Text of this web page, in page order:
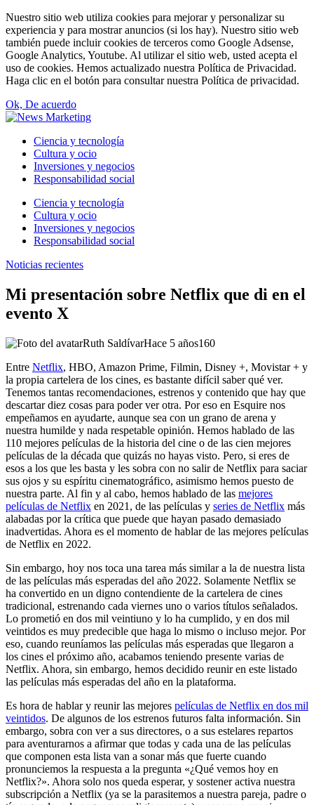
Nuestro sitio web utiliza cookies para mejorar y personalizar su
experiencia y para mostrar anuncios (si los hay). Nuestro sitio web
también puede incluir cookies de terceros como Google Adsense,
Google Analytics, Youtube. Al utilizar el sitio web, usted acepta el
uso de cookies. Hemos actualizado nuestra Política de Privacidad.
Haga clic en el botón para consultar nuestra Política de privacidad.
Ok, De acuerdo
Ciencia y tecnología
Cultura y ocio
Inversiones y negocios
Responsabilidad social
Ciencia y tecnología
Cultura y ocio
Inversiones y negocios
Responsabilidad social
Noticias recientes
Mi presentación sobre Netflix que di en el
evento X
Ruth SaldívarHace 5 años160
Entre Netflix, HBO, Amazon Prime, Filmin, Disney +, Movistar + y
la propia cartelera de los cines, es bastante difícil saber qué ver.
Tenemos tantas recomendaciones, estrenos y contenido que hay que
descartar diez cosas para poder ver otra. Por eso en Esquire nos
empeñamos en ayudarte, aunque sea con un grano de arena y
nuestra humilde y nada respetable opinión. Hemos hablado de las
110 mejores películas de la historia del cine o de las cien mejores
películas de la década que quizás no hayas visto. Pero, si eres de
esos a los que les basta y les sobra con no salir de Netflix para saciar
sus ojos y su espíritu cinematográfico, asimismo hemos puesto de
nuestra parte. Al fin y al cabo, hemos hablado de las mejores
películas de Netflix en 2021, de las películas y series de Netflix más
alabadas por la crítica que puede que hayan pasado demasiado
inadvertidas. Ahora es el momento de hablar de las mejores películas
de Netflix en 2022.
Sin embargo, hoy nos toca una tarea más similar a la de nuestra lista
de las películas más esperadas del año 2022. Solamente Netflix se
ha convertido en un digno contendiente de la cartelera de cines
tradicional, estrenando cada viernes uno o varios títulos señalados.
Lo prometió en dos mil veintiuno y lo ha cumplido, y en dos mil
veintidos es muy predecible que haga lo mismo o incluso mejor. Por
eso, cuando reuníamos las películas más esperadas que llegaron a
los cines el próximo año, acabamos teniendo presente varias de
Netflix. Ahora, sin embargo, hemos decidido reunir en este listado
las películas más esperadas del año en la plataforma.
Es hora de hablar y reunir las mejores películas de Netflix en dos mil
veintidos. De algunos de los estrenos futuros falta información. Sin
embargo, sobra con ver a sus directores, o a sus estelares repartos
para aventurarnos a afirmar que todas y cada una de las películas
que componen esta lista van a sonar más que fuerte cuando
pronunciemos la respuesta a la pregunta «¿Qué vemos hoy en
Netflix?». Ahora solo nos queda esperar, y sostener activa nuestra
subscripción a Netflix (ya se la parasitemos a nuestra pareja, padre o